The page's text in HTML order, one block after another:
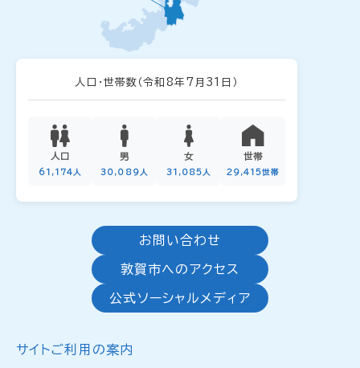
人口・世帯数 （令和8年7月31日）
人口
61,174人
男
30,089人
女
31,085人
世帯
29,415世帯
お問い合わせ
敦賀市へのアクセス
公式ソーシャルメディア
サイトご利用の案内